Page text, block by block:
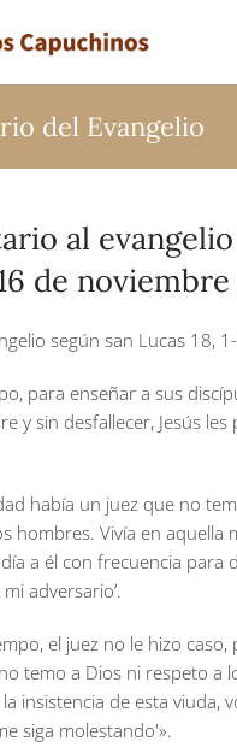
principal
del Evangelio
al
de noviembre
según san Lucas 18,
para enseñar a sus
y sin desfallecer, Jesús
había un juez que no
hombres. Vivía en aquella
a él con frecuencia para
adversario’.
el juez no le hizo caso,
temo a Dios ni respeto a
insistencia de esta viuda,
siga molestando'».